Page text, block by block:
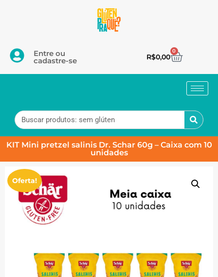
Entre ou
cadastre-se R$0,00
0
KIT Mini pretzel salinis Dr. Schar 60g – Caixa com 10
unidades
Oferta!